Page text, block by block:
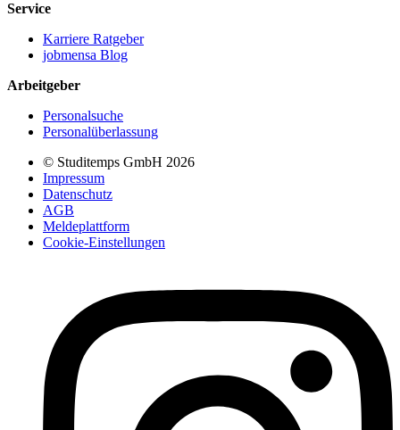
Service
Karriere Ratgeber
jobmensa Blog
Arbeitgeber
Personalsuche
Personalüberlassung
© Studitemps GmbH 2026
Impressum
Datenschutz
AGB
Meldeplattform
Cookie-Einstellungen